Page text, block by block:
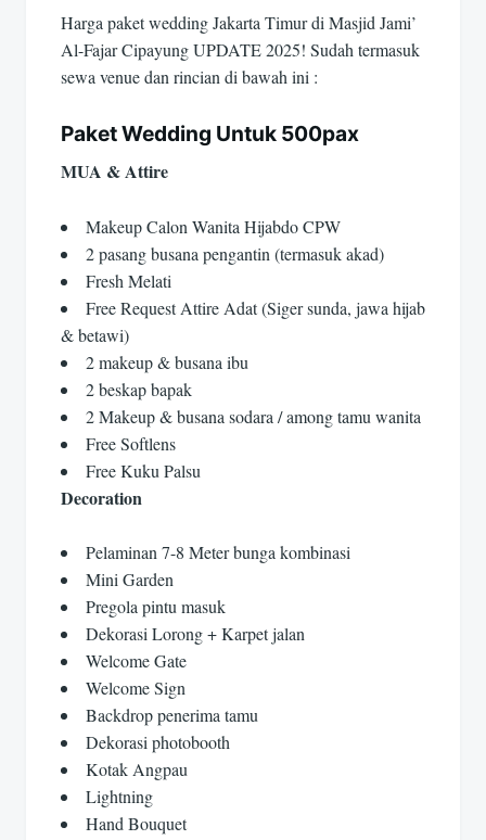
Harga paket wedding Jakarta Timur di Masjid Jami’
Al-Fajar Cipayung UPDATE 2025! Sudah termasuk
sewa venue dan rincian di bawah ini :
Paket Wedding Untuk 500pax
MUA & Attire
Makeup Calon Wanita Hijabdo CPW
2 pasang busana pengantin (termasuk akad)
Fresh Melati
Free Request Attire Adat (Siger sunda, jawa hijab
& betawi)
2 makeup & busana ibu
2 beskap bapak
2 Makeup & busana sodara / among tamu wanita
Free Softlens
Free Kuku Palsu
Decoration
Pelaminan 7-8 Meter bunga kombinasi
Mini Garden
Pregola pintu masuk
Dekorasi Lorong + Karpet jalan
Welcome Gate
Welcome Sign
Backdrop penerima tamu
Dekorasi photobooth
Kotak Angpau
Lightning
Hand Bouquet